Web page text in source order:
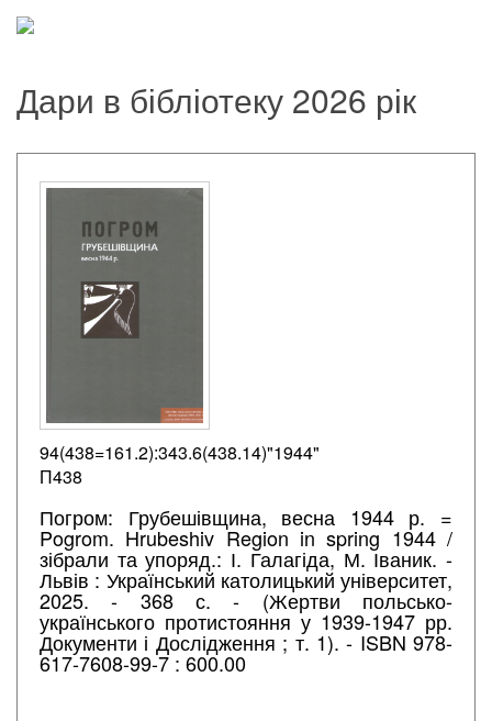
Дари в бібліотеку 2026 рік
94(438=161.2):343.6(438.14)"1944"
П438
Погром: Грубешівщина, весна 1944 р. =
Pogrom. Hrubeshiv Region in spring 1944 /
зібрали та упоряд.: І. Галагіда, М. Іваник. -
Львів : Український католицький університет,
2025. - 368 с. - (Жертви польсько-
українського протистояння у 1939-1947 рр.
Документи і Дослідження ; т. 1). - ISBN 978-
617-7608-99-7 : 600.00